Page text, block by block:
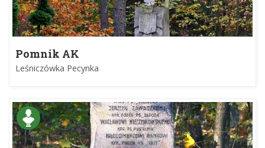
Pomnik AK
Leśniczówka Pecynka